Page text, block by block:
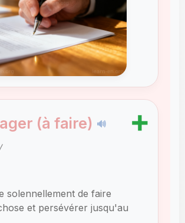
(à faire) 🔊 ➕
solennellement de faire
et persévérer jusqu'au